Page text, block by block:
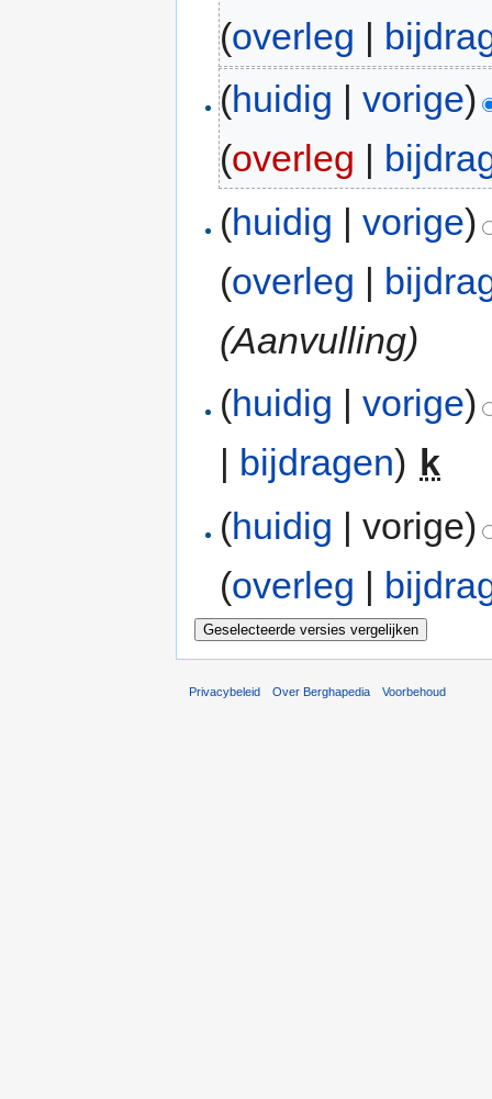
(overleg |
(huidig |vorige)
(overleg
(huidig |vorige)
(overleg |
(Aanvulling)
(huidig |vorige)
| bijdragen) k
(huidig | vorige)
(overleg |
Privacybeleid Over Berghapedia Voorbehoud